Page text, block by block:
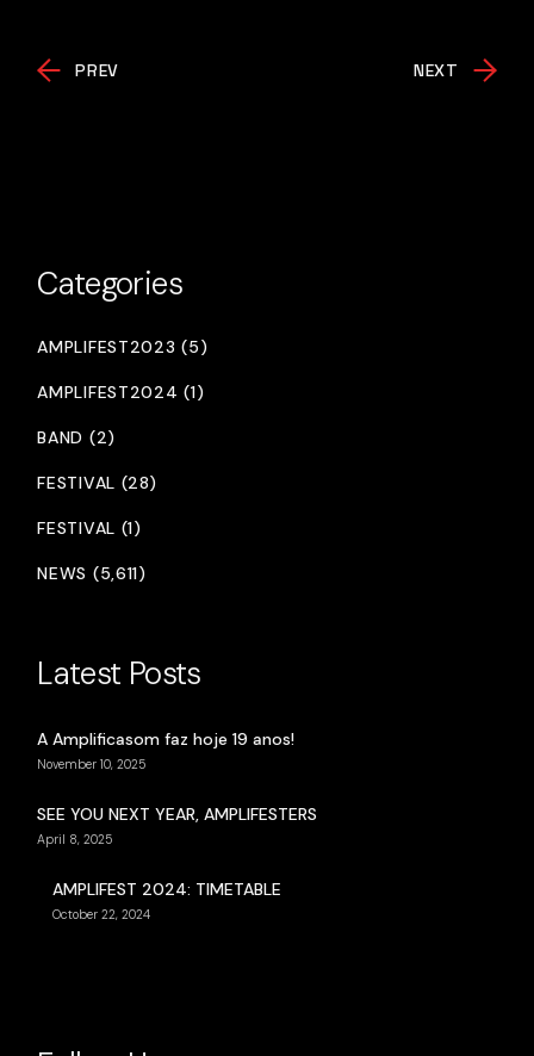
PREV NEXT
Categories
AMPLIFEST2023 (5)
AMPLIFEST2024 (1)
BAND (2)
FESTIVAL (28)
FESTIVAL (1)
NEWS (5,611)
Latest Posts
A Amplificasom faz hoje 19 anos!
November 10, 2025
SEE YOU NEXT YEAR, AMPLIFESTERS
April 8, 2025
AMPLIFEST 2024: TIMETABLE
October 22, 2024